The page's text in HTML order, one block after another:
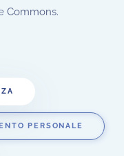
Commons.
PERSONALE